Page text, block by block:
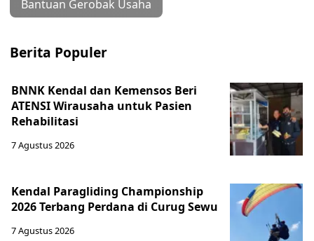
Bantuan Gerobak Usaha
Berita Populer
BNNK Kendal dan Kemensos Beri
ATENSI Wirausaha untuk Pasien
Rehabilitasi
7 Agustus 2026
Kendal Paragliding Championship
2026 Terbang Perdana di Curug Sewu
7 Agustus 2026